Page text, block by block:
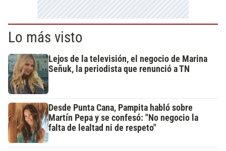
Lo más visto
Lejos de la televisión, el negocio de Marina
Señuk, la periodista que renunció a TN
Desde Punta Cana, Pampita habló sobre
Martín Pepa y se confesó: "No negocio la
falta de lealtad ni de respeto"